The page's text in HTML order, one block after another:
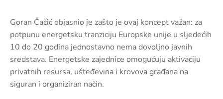
Goran Čačić objasnio je zašto je ovaj koncept važan: za
potpunu energetsku tranziciju Europske unije u sljedećih
10 do 20 godina jednostavno nema dovoljno javnih
sredstava. Energetske zajednice omogućuju aktivaciju
privatnih resursa, ušteđevina i krovova građana na
siguran i organiziran način.